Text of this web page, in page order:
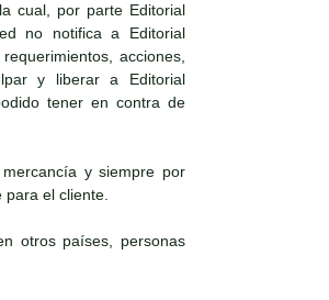
cual, por parte Editorial
no notifica a Editorial
acciones,
y liberar a Editorial
tener en contra de
y siempre por
el cliente.
otros países, personas